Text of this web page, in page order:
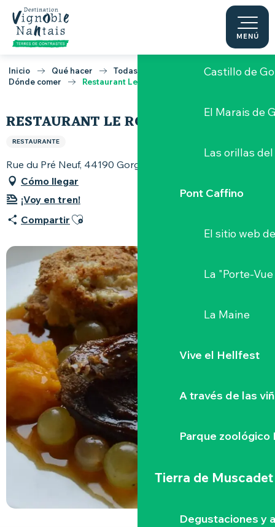
Aller
contenu
principal
MENÚ
Loira y Goulaine
Castillo de
El Marais de
Las orillas
Pont Caffino
El sitio web
La "Porte-Vue
La Maine
Vive el Hellfest
A través de las
Parque zoológico
Tierra de Muscadet
Degustaciones y
Inicio Qué hacer
Todas las mesas Vignoble Nantais
Dónde comer
Restaurant Le Rouge Gorges
RESTAURANT LE ROUGE GORGES
RESTAURANTE
Rue du Pré Neuf, 44190 Gorges
Cómo llegar
¡Voy en tren!
Compartir Ajouter aux favoris